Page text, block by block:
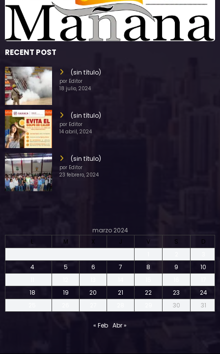
RECENT POST
(sin título)
por Editor
18 julio, 2024
(sin título)
por Editor
14 abril, 2024
(sin título)
por Editor
23 febrero, 2024
marzo 2024
L
M X J V S
D
4
5 6 7 8 9
10
18
19 20 21 22 23
24
30 31
« Feb Abr »